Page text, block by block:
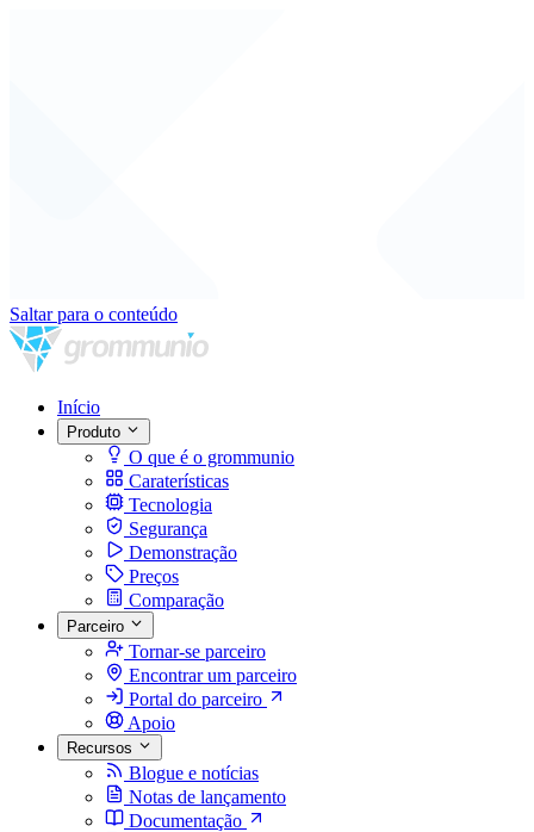
Saltar para o conteúdo
Início
Produto
O que é o grommunio
Caraterísticas
Tecnologia
Segurança
Demonstração
Preços
Comparação
Parceiro
Tornar-se parceiro
Encontrar um parceiro
Portal do parceiro
Apoio
Recursos
Blogue e notícias
Notas de lançamento
Documentação